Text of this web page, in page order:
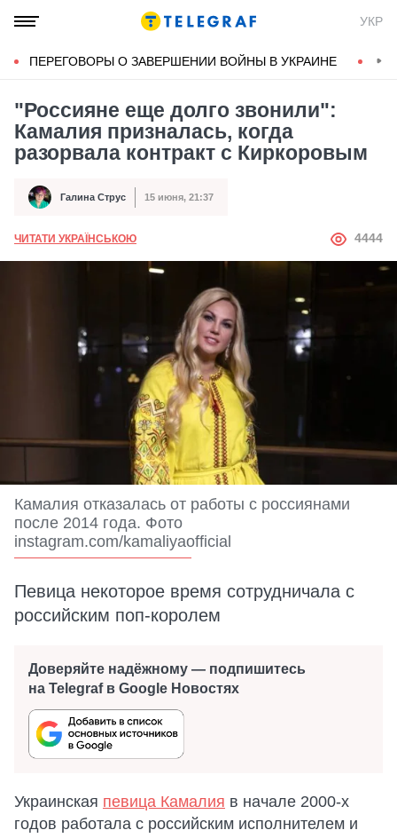
УКР
ПЕРЕГОВОРЫ О ЗАВЕРШЕНИИ ВОЙНЫ В УКРАИНЕ
"Россияне еще долго звонили":
Камалия призналась, когда
разорвала контракт с Киркоровым
Автор Галина Струс
Дата публикации 15 июня, 21:37
ЧИТАТИ УКРАЇНСЬКОЮ АВТОР
4444
Камалия отказалась от работы с россиянами
после 2014 года. Фото
instagram.com/kamaliyaofficial
Певица некоторое время сотрудничала с
российским поп-королем
Доверяйте надёжному — подпишитесь
на Telegraf в Google Новостях
Украинская певица Камалия в начале 2000-х
годов работала с российским исполнителем и